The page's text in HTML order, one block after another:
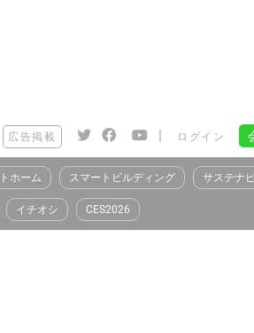
広告掲載 | ログイン
ホーム スマートビルディング サステナ
イチオシ CES2026